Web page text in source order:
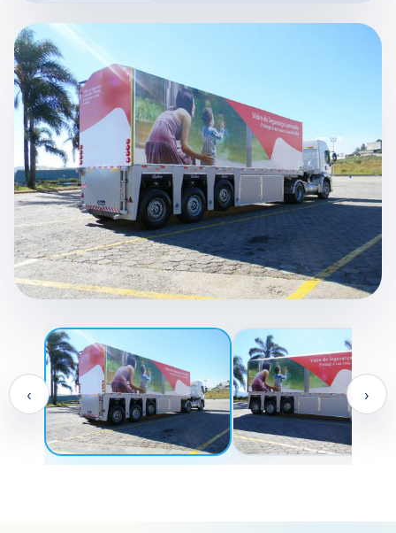
VEJA COMO O IN LOADER
TRANSFORMA A OPERAÇÃO
Carregamento lateral, redução de contato com a
carga e produtividade elevada.
SEMIRREBOQUE LABOR DESENVOLVIDO
PARA TRANSPORTAR VIDROS COM
PRECISÃO E SEGURANÇA
AMPLIAR
‹ ›